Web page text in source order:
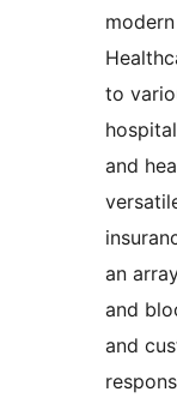
to
and
an
and
and